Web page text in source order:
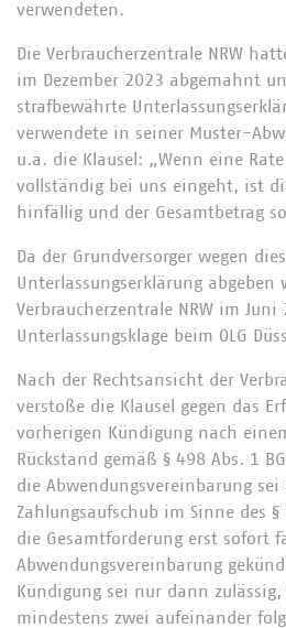
verwendeten.
Die Verbraucherzentrale NRW
im Dezember 2023 abgemahnt
strafbewährte
verwendete in seiner Muster-
u.a. die Klausel: „Wenn eine
vollständig bei uns eingeht, ist
hinfällig und der Gesamtbetrag
Da der Grundversorger wegen
Unterlassungserklärung
Verbraucherzentrale NRW im Juni
Unterlassungsklage beim OLG
Nach der Rechtsansicht der
verstoße die Klausel gegen das
vorherigen Kündigung nach
Rückstand gemäß § 498 Abs. 1
die Abwendungsvereinbarung
Zahlungsaufschub im Sinne des
die Gesamtforderung erst sofort
Abwendungsvereinbarung
Kündigung sei nur dann
mindestens zwei aufeinander